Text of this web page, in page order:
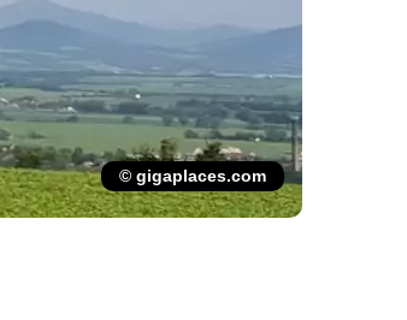
© gigaplaces.com